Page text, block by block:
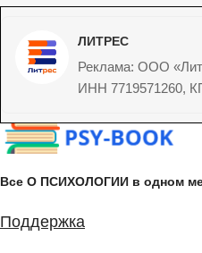
ЛИТРЕС
Реклама: ООО
ИНН 7719571260,
Все О ПСИХОЛОГИИ в одном
Поддержка